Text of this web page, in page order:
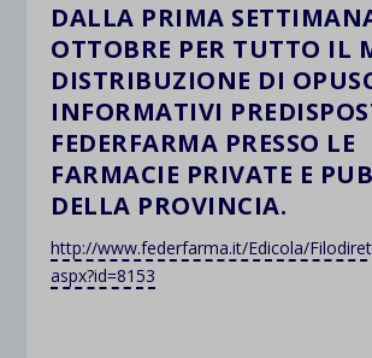
DALLA PRIMA
OTTOBRE PER TUTTO IL
DISTRIBUZIONE DI
INFORMATIVI
FEDERFARMA PRESSO LE
FARMACIE PRIVATE E
DELLA PROVINCIA.
http://www.federfarma.it/Edicola/
aspx?id=8153